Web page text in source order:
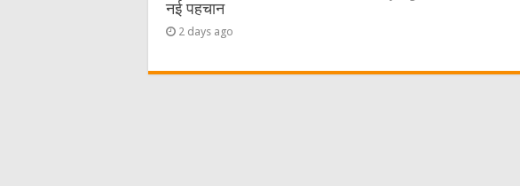
नई पहचान
2 days ago